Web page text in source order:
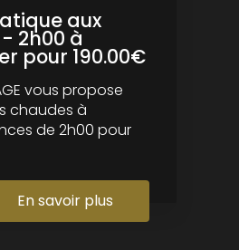
aux
2h00 à
pour 190.00€
vous propose
chaudes à
de 2h00 pour
En savoir plus